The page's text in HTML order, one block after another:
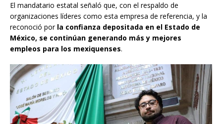
El mandatario estatal señaló que, con el respaldo de
organizaciones líderes como esta empresa de referencia, y la
reconoció por la confianza depositada en el Estado de
México, se continúan generando más y mejores
empleos para los mexiquenses.